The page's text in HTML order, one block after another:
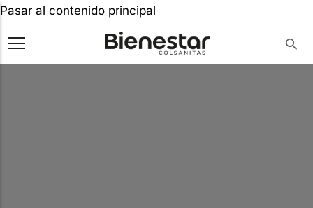
Pasar al contenido principal